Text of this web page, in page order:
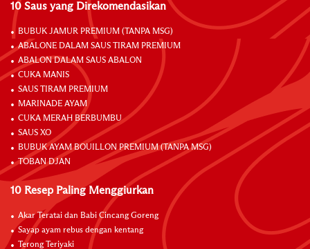
10 Saus yang Direkomendasikan
BUBUK JAMUR PREMIUM (TANPA MSG)
ABALONE DALAM SAUS TIRAM PREMIUM
ABALON DALAM SAUS ABALON
CUKA MANIS
SAUS TIRAM PREMIUM
MARINADE AYAM
CUKA MERAH BERBUMBU
SAUS XO
BUBUK AYAM BOUILLON PREMIUM (TANPA MSG)
TOBAN DJAN
10 Resep Paling Menggiurkan
Akar Teratai dan Babi Cincang Goreng
Sayap ayam rebus dengan kentang
Terong Teriyaki